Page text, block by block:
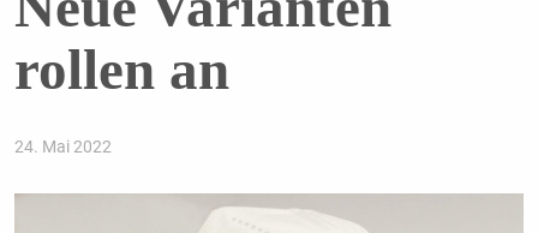
rollen an
24. Mai 2022